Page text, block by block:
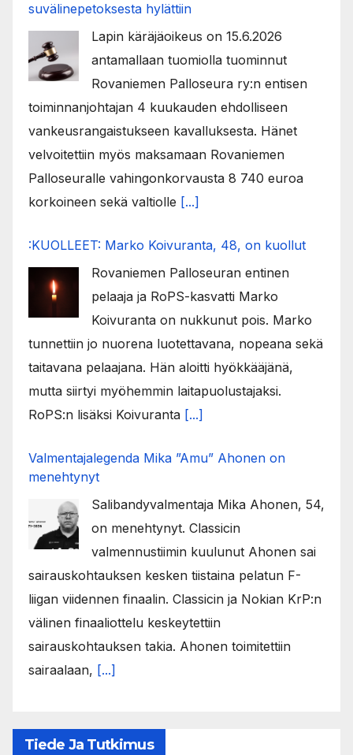
su­vä­li­ne­pe­tok­ses­ta hy­lät­tiin
Lapin käräjäoikeus on 15.6.2026
antamallaan tuomiolla tuominnut
Rovaniemen Palloseura ry:n entisen
toiminnanjohtajan 4 kuukauden ehdolliseen
vankeusrangaistukseen kavalluksesta. Hänet
velvoitettiin myös maksamaan Rovaniemen
Palloseuralle vahingonkorvausta 8 740 euroa
korkoineen sekä valtiolle [...]
:KUOLLEET: Marko Koivuranta, 48, on kuollut
Rovaniemen Palloseuran entinen
pelaaja ja RoPS-kasvatti Marko
Koivuranta on nukkunut pois. Marko
tunnettiin jo nuorena luotettavana, nopeana sekä
taitavana pelaajana. Hän aloitti hyökkääjänä,
mutta siirtyi myöhemmin laitapuolustajaksi.
RoPS:n lisäksi Koivuranta [...]
Valmentajalegenda Mika ”Amu” Ahonen on
menehtynyt
Salibandyvalmentaja Mika Ahonen, 54,
on menehtynyt. Classicin
valmennustiimin kuulunut Ahonen sai
sairauskohtauksen kesken tiistaina pelatun F-
liigan viidennen finaalin. Classicin ja Nokian KrP:n
välinen finaaliottelu keskeytettiin
sairauskohtauksen takia. Ahonen toimitettiin
sairaalaan, [...]
Tiede Ja Tutkimus